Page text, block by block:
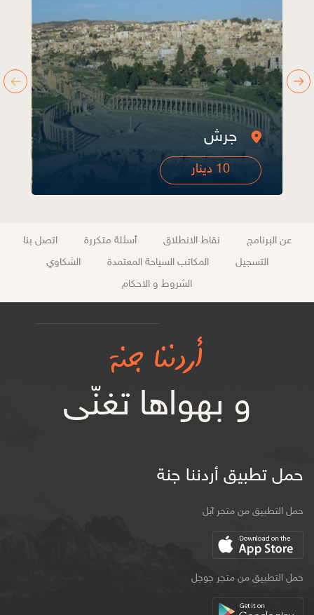
أم قيس
عن البرنامج نقاط الانطلاق أسئلة متكررة
اتصل بنا
التسجيل
المكاتب السياحة المعتمدة
الشكاوي
الشروط و الاحكام
أردننا جنة
و بهواها تغنّى
حمل تطبيق أردننا جنة
حمل التطبيق من متجر آبل
حمل التطبيق من متجر جوجل